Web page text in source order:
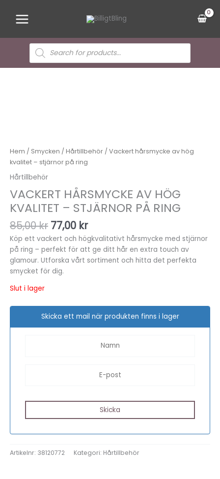
innehållMenu
Sök
efter
produkter
Hem / Smycken / Hårtillbehör / Vackert hårsmycke av hög
kvalitet – stjärnor på ring
Hårtillbehör
VACKERT HÅRSMYCKE AV HÖG
KVALITET – STJÄRNOR PÅ RING
85,00kr
Det
77,00 kr
Det
Köp ett vackert och högkvalitativt hårsmycke med stjärnor
på ring – perfekt för att ge ditt hår en extra touch av
glamour. Utforska vårt sortiment och hitta det perfekta
smycket för dig.
Slut i lager
Skicka ett mail när produkten finns i lager
Artikelnr: 38120772 Kategori: Hårtillbehör